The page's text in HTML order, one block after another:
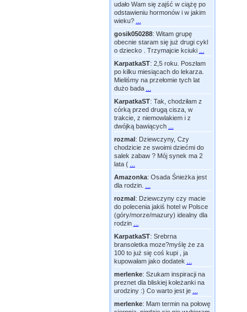
udało Wam się zajść w ciążę po
odstawieniu hormonów i w jakim
wieku?
gosik050288: Witam grupę
obecnie staram się już drugi cykl
o dziecko . Trzymajcie kciuki
KarpatkaST: 2,5 roku. Poszłam
po kilku miesiącach do lekarza.
Mieliśmy na przełomie tych lat
dużo bada
KarpatkaST: Tak, chodziłam z
córką przed drugą cisza, w
trakcie, z niemowlakiem i z
dwójką bawiących
rozmal: Dziewczyny, Czy
chodzicie ze swoimi dziećmi do
salek zabaw ? Mój synek ma 2
lata (
Amazonka: Osada Śnieżka jest
dla rodzin.
rozmal: Dziewczyny czy macie
do polecenia jakiś hotel w Polsce
(góry/morze/mazury) idealny dla
rodzin
KarpatkaST: Srebrna
bransoletka moze?myślę że za
100 to już się coś kupi , ja
kupowałam jako dodatek
merlenke: Szukam inspiracji na
preznet dla bliskiej koleżanki na
urodziny :) Co warto jest je
merlenke: Mam termin na połowę